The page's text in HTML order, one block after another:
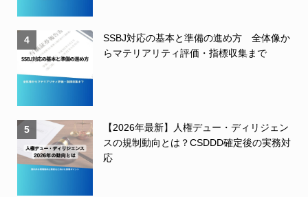
4
SSBJ対応の基本と準備の進め方 全体像か
らマテリアリティ評価・指標収集まで
5
【2026年最新】人権デュー・ディリジェン
スの規制動向とは？CSDDD確定後の実務対
応